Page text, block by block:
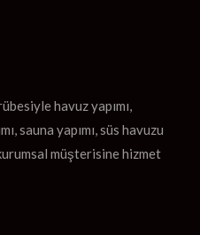
havuz yapımı,
sauna yapımı, süs havuzu
müşterisine hizmet